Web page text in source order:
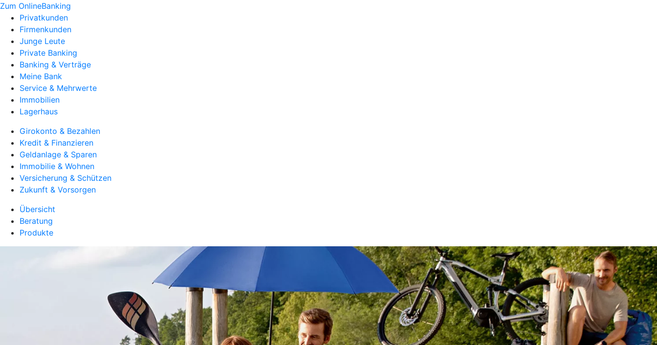
Zum OnlineBanking
Privatkunden
Firmenkunden
Junge Leute
Private Banking
Banking & Verträge
Meine Bank
Service & Mehrwerte
Immobilien
Lagerhaus
Girokonto & Bezahlen
Kredit & Finanzieren
Geldanlage & Sparen
Immobilie & Wohnen
Versicherung & Schützen
Zukunft & Vorsorgen
Übersicht
Beratung
Produkte